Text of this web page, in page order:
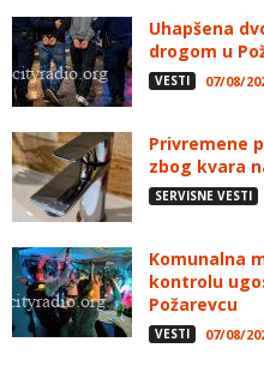
Uhapšena
drogom u
VESTI 07/08/
Privremene
zbog kvara
SERVISNE VESTI
Komunalna
kontrolu
Požarevcu
VESTI 07/08/